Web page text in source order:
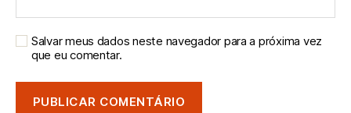
Salvar meus dados neste navegador para a próxima vez
que eu comentar.